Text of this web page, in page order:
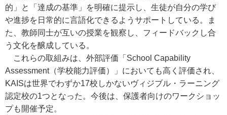
的」と「達成の基準」を明確に提示し、生徒が自分の学び
や進捗を日常的に言語化できるようサポートしている。ま
た、教師同士が互いの授業を観察し、フィードバックし合
う文化を醸成している。
これらの取組みは、外部評価「School Capability
Assessment（学校能力評価）」においても高く評価され、
KAISは世界でわずか17校しかないヴィジブル・ラーニング
認定校の1つとなった。今後は、保護者向けのワークショッ
プも開催予定。